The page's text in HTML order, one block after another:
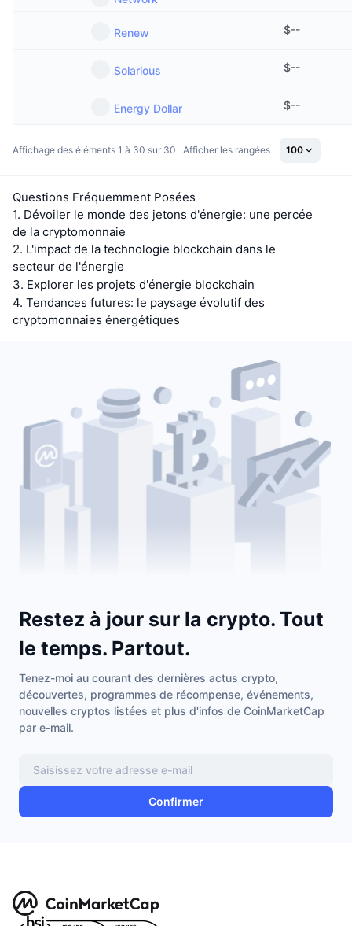
Renew $--
Solarious $--
Energy Dollar $--
Affichage des éléments 1 à 30 sur 30 Afficher les rangées 100
Questions Fréquemment Posées
1. Dévoiler le monde des jetons d'énergie: une percée
de la cryptomonnaie
2. L'impact de la technologie blockchain dans le
secteur de l'énergie
3. Explorer les projets d'énergie blockchain
4. Tendances futures: le paysage évolutif des
cryptomonnaies énergétiques
Restez à jour sur la crypto. Tout
le temps. Partout.
Tenez-moi au courant des dernières actus crypto,
découvertes, programmes de récompense, événements,
nouvelles cryptos listées et plus d'infos de CoinMarketCap
par e-mail.
Confirmer